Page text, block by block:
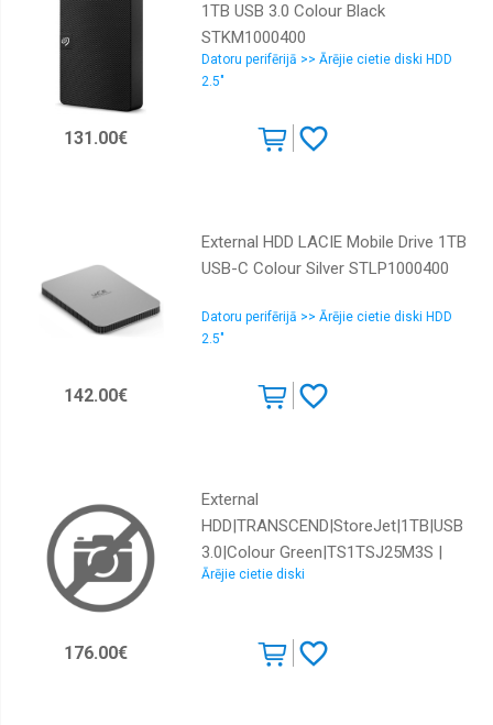
1TB USB 3.0 Colour Black
STKM1000400
Datoru perifērijā >> Ārējie cietie diski HDD
2.5"
131.00€
External HDD LACIE Mobile Drive 1TB
USB-C Colour Silver STLP1000400
Datoru perifērijā >> Ārējie cietie diski HDD
2.5"
142.00€
External
HDD|TRANSCEND|StoreJet|1TB|USB
3.0|Colour Green|TS1TSJ25M3S |
TS1TSJ25M3S | 760557840879
Ārējie cietie diski
176.00€